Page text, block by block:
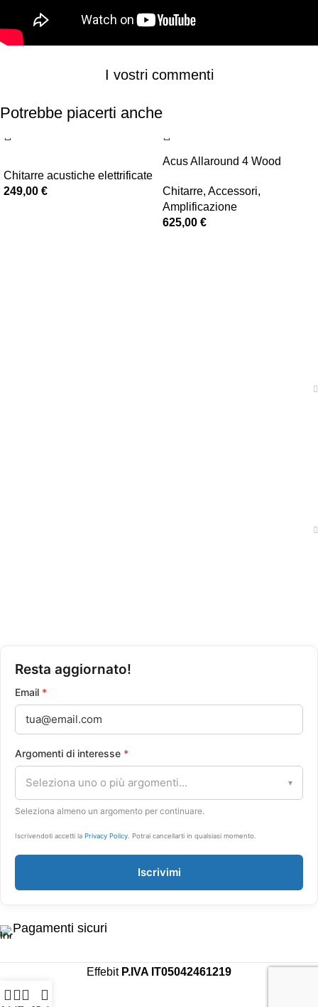
I vostri commenti
Potrebbe piacerti anche
Chitarre acustiche elettrificate
249,00 €
Acus Allaround 4 Wood
Chitarre, Accessori,
Amplificazione
625,00 €
Resta aggiornato!
Email *
Argomenti di interesse *
Seleziona uno o più argomenti... ▾
Seleziona almeno un argomento per continuare.
Iscrivendoti accetti la Privacy Policy . Potrai cancellarti in qualsiasi momento.
Iscrivimi
Pagamenti sicuri
Effebit P.IVA IT05042461219